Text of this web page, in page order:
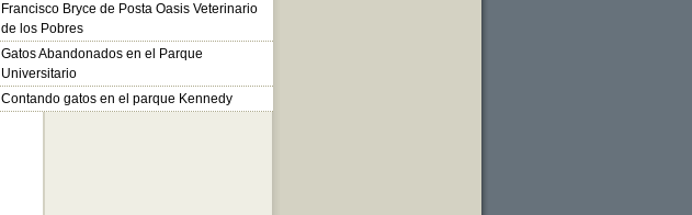
Francisco Bryce de Posta Oasis Veterinario
de los Pobres
Gatos Abandonados en el Parque
Universitario
Contando gatos en el parque Kennedy